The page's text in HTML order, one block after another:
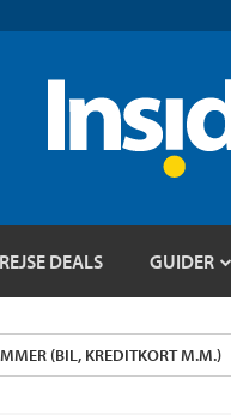
REJSE DEALS GUIDER
(BIL, KREDITKORT M.M.)